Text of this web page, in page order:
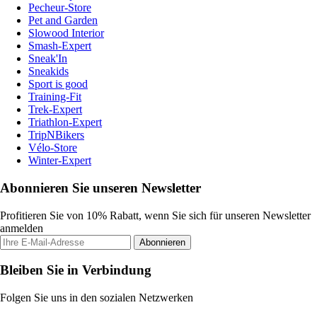
Pecheur-Store
Pet and Garden
Slowood Interior
Smash-Expert
Sneak'In
Sneakids
Sport is good
Training-Fit
Trek-Expert
Triathlon-Expert
TripNBikers
Vélo-Store
Winter-Expert
Abonnieren Sie unseren Newsletter
Profitieren Sie von 10% Rabatt, wenn Sie sich für unseren Newsletter
anmelden
Abonnieren
Bleiben Sie in Verbindung
Folgen Sie uns in den sozialen Netzwerken